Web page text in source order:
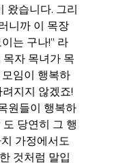
왔습니다. 그리
니까 이 목장
는 구나!” 라
자 목녀가 목
임이 행복하
지지 않겠죠!
원들이 행복하
당연히 그 행
가정에서도
것처럼 말입